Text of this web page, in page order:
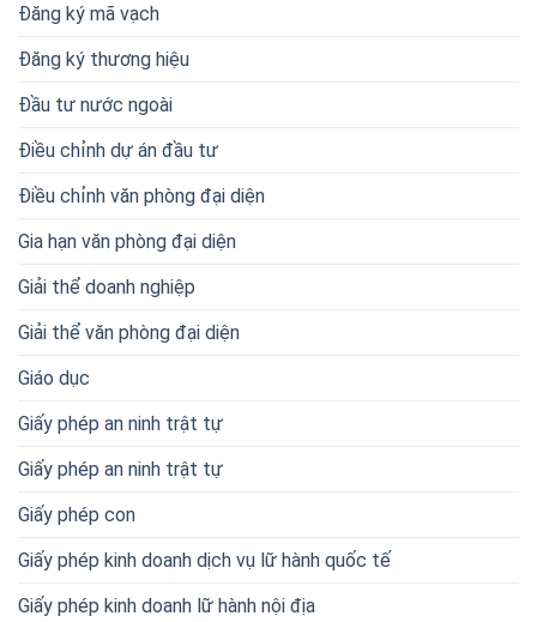
Đăng ký mã vạch
Đăng ký thương hiệu
Đầu tư nước ngoài
Điều chỉnh dự án đầu tư
Điều chỉnh văn phòng đại diện
Gia hạn văn phòng đại diện
Giải thể doanh nghiệp
Giải thể văn phòng đại diện
Giáo dục
Giấy phép an ninh trật tự
Giấy phép an ninh trật tự
Giấy phép con
Giấy phép kinh doanh dịch vụ lữ hành quốc tế
Giấy phép kinh doanh lữ hành nội địa